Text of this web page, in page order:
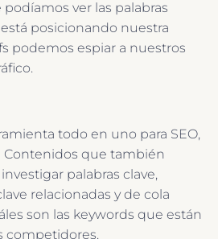
podíamos ver las palabras
posicionando nuestra
podemos espiar a nuestros
todo en uno para SEO,
Contenidos que también
palabras clave,
relacionadas y de cola
son las keywords que están
competidores.